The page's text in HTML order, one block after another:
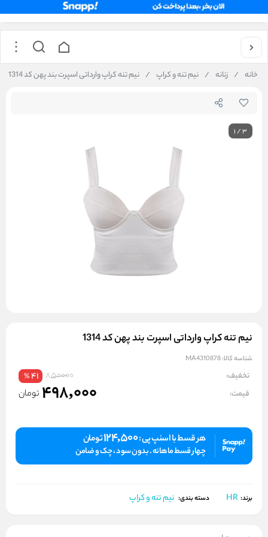
خانه / زنانه / نیم تنه و کراپ / نیم‌ تنه کراپ وارداتی اسپرت بند پهن کد 1314
1/3
نیم‌ تنه کراپ وارداتی اسپرت بند پهن کد 1314
شناسه کالا:MA4310878
تخفیف: 850000
41
%
قیمت: 498,000 تومان
هر قسط با اسنپ پی :124,500تومان
چهار قسط ماهانه . بدون سود ، چک و ضامن
برند: HR دسته بندی: نیم تنه و کراپ